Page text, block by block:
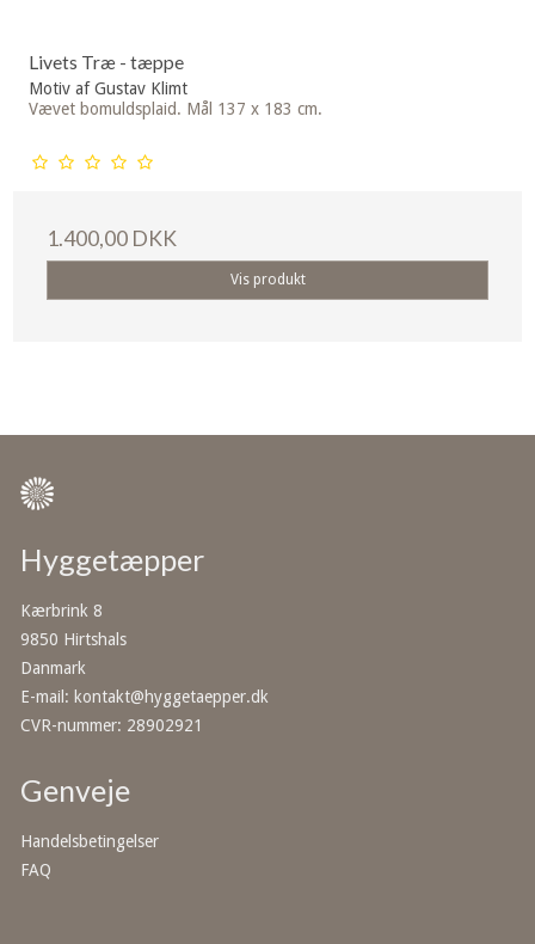
Livets Træ - tæppe
Motiv af Gustav Klimt
Vævet bomuldsplaid. Mål 137 x 183 cm.
1.400,00 DKK
Vis produkt
Hyggetæpper
Kærbrink 8
9850 Hirtshals
Danmark
E-mail : kontakt@hyggetaepper.dk
CVR-nummer: 28902921
Genveje
Handelsbetingelser
FAQ